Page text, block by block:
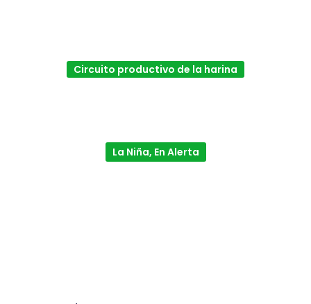
Circuito productivo de la harina
La Niña, En Alerta